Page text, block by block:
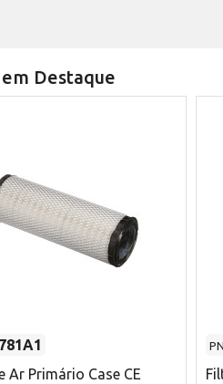
Destaque
Ar Primário Case CE
PN